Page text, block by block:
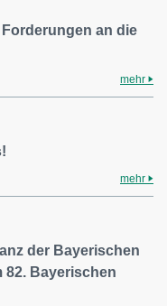
an die
mehr
mehr
der Bayerischen
82. Bayerischen